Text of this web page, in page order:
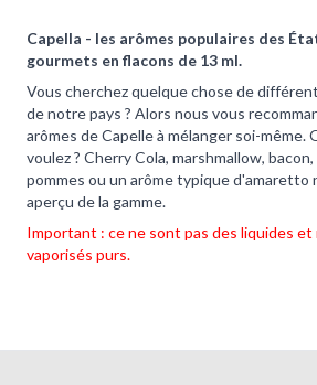
Capella - les arômes populaires des
gourmets en flacons de 13 ml.
Vous cherchez quelque chose de
de notre pays ? Alors nous vous
arômes de Capelle à mélanger soi-même.
voulez ? Cherry Cola, marshmallow,
pommes ou un arôme typique
aperçu de la gamme.
Important : ce ne sont pas des liquides
vaporisés purs.